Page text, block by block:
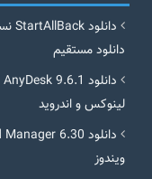
دانلود مستقیم
لینوکس و اندروید
ویندوز